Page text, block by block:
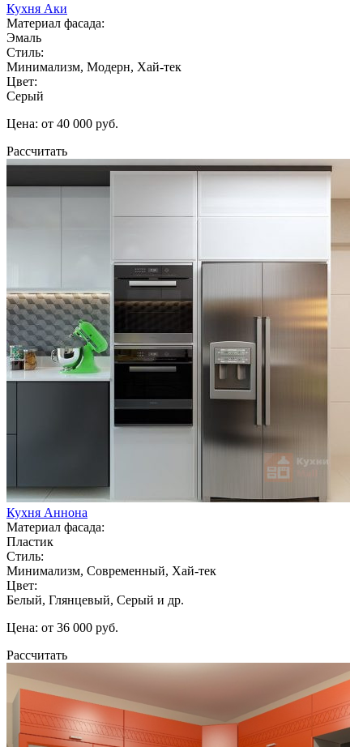
Кухня Аки
Материал фасада:
Эмаль
Стиль:
Минимализм, Модерн, Хай-тек
Цвет:
Серый
Цена: от 40 000 руб.
Рассчитать
Кухня Аннона
Материал фасада:
Пластик
Стиль:
Минимализм, Современный, Хай-тек
Цвет:
Белый, Глянцевый, Серый и др.
Цена: от 36 000 руб.
Рассчитать